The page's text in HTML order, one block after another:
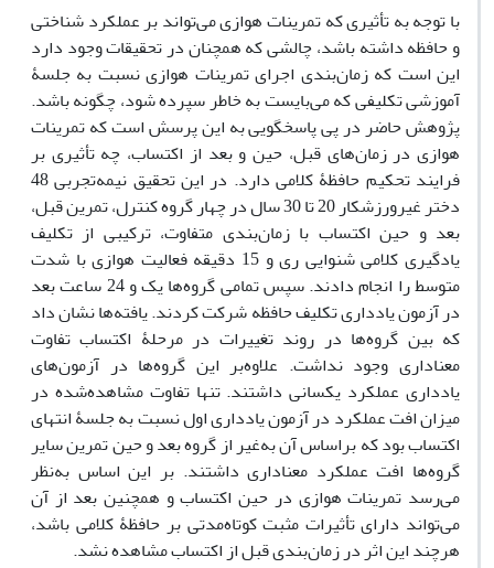
با توجه به تأثیری که تمرینات هوازی می‌تواند بر عملکرد شناختی
و حافظه داشته باشد، چالشی که همچنان در تحقیقات وجود دارد
این است که زمان‌بندی اجرای تمرینات هوازی نسبت به جلسۀ
آموزشی تکلیفی که می‌بایست به خاطر سپرده شود، چگونه باشد.
پژوهش حاضر در پی پاسخگویی به این پرسش است که تمرینات
هوازی در زمان‌های قبل، حین و بعد از اکتساب، چه تأثیری بر
فرایند تحکیم حافظۀ کلامی دارد. در این تحقیق نیمه‌تجربی 48
دختر غیرورزشکار 20 تا 30 سال در چهار گروه کنترل، تمرین قبل،
بعد و حین اکتساب با زمان‌بندی متفاوت، ترکیبی از تکلیف
یادگیری کلامی شنوایی ری و 15 دقیقه فعالیت هوازی با شدت
متوسط را انجام دادند. سپس تمامی گروه‌ها یک و 24 ساعت بعد
در آزمون یادداری تکلیف حافظه شرکت کردند. یافته‌ها نشان داد
که بین گروه‌ها در روند تغییرات در مرحلۀ اکتساب تفاوت
معناداری وجود نداشت. علاوه‌بر این گروه‌ها در آزمون‌های
یادداری عملکرد یکسانی داشتند. تنها تفاوت مشاهده‌شده در
میزان افت عملکرد در آزمون یادداری اول نسبت به جلسۀ انتهای
اکتساب بود که براساس آن به‌غیر از گروه بعد و حین تمرین سایر
گروه‌ها افت عملکرد معناداری داشتند. بر این اساس به‌نظر
می‌رسد تمرینات هوازی در حین اکتساب و همچنین بعد از آن
می‌تواند دارای تأثیرات مثبت کوتاه‌مدتی بر حافظۀ کلامی باشد،
هرچند این اثر در زمان‌بندی قبل از اکتساب مشاهده نشد.